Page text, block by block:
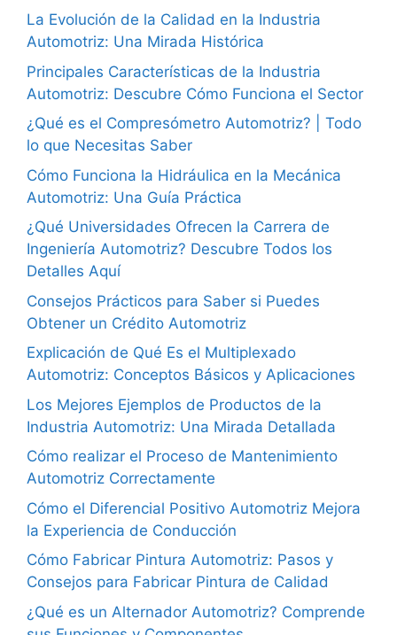
La Evolución de la Calidad en la Industria
Automotriz: Una Mirada Histórica
Principales Características de la Industria
Automotriz: Descubre Cómo Funciona el Sector
¿Qué es el Compresómetro Automotriz? | Todo
lo que Necesitas Saber
Cómo Funciona la Hidráulica en la Mecánica
Automotriz: Una Guía Práctica
¿Qué Universidades Ofrecen la Carrera de
Ingeniería Automotriz? Descubre Todos los
Detalles Aquí
Consejos Prácticos para Saber si Puedes
Obtener un Crédito Automotriz
Explicación de Qué Es el Multiplexado
Automotriz: Conceptos Básicos y Aplicaciones
Los Mejores Ejemplos de Productos de la
Industria Automotriz: Una Mirada Detallada
Cómo realizar el Proceso de Mantenimiento
Automotriz Correctamente
Cómo el Diferencial Positivo Automotriz Mejora
la Experiencia de Conducción
Cómo Fabricar Pintura Automotriz: Pasos y
Consejos para Fabricar Pintura de Calidad
¿Qué es un Alternador Automotriz? Comprende